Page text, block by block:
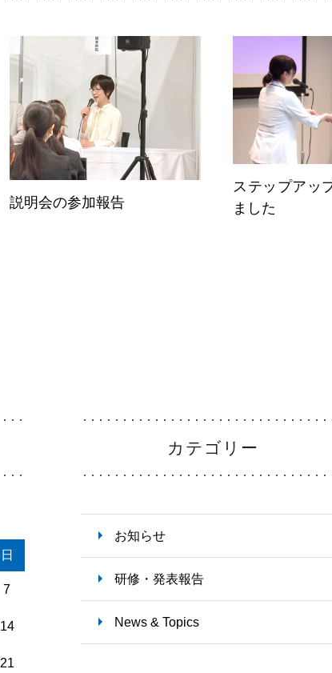
教育体制 Education
教育支援体制
説明会の参加報告
ステップアッ
ました
日
7
14
21
カテゴリー
お知らせ
研修・発表報告
News & Topics